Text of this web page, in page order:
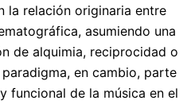
la relación originaria entre
asumiendo una
de alquimia, reciprocidad o
en cambio, parte
funcional de la música en el